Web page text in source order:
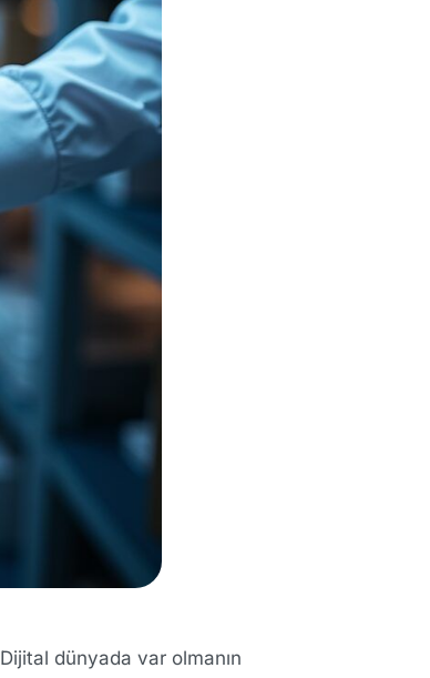
Dijital dünyada var olmanın